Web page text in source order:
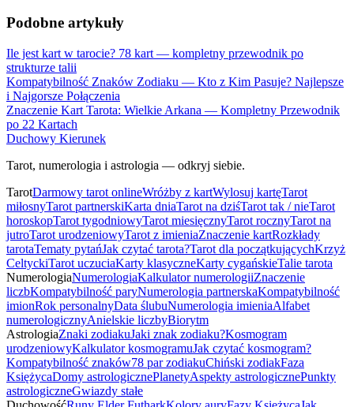
Podobne artykuły
Ile jest kart w tarocie? 78 kart — kompletny przewodnik po
strukturze talii
Kompatybilność Znaków Zodiaku — Kto z Kim Pasuje? Najlepsze
i Najgorsze Połączenia
Znaczenie Kart Tarota: Wielkie Arkana — Kompletny Przewodnik
po 22 Kartach
Duchowy Kierunek
Tarot, numerologia i astrologia — odkryj siebie.
TarotDarmowy tarot onlineWróżby z kartWylosuj kartęTarot
miłosnyTarot partnerskiKarta dniaTarot na dziśTarot tak / nieTarot
horoskopTarot tygodniowyTarot miesięcznyTarot rocznyTarot na
jutroTarot urodzeniowyTarot z imieniaZnaczenie kartRozkłady
tarotaTematy pytańJak czytać tarota?Tarot dla początkującychKrzyż
CeltyckiTarot uczuciaKarty klasyczneKarty cygańskieTalie tarota
NumerologiaNumerologiaKalkulator numerologiiZnaczenie
liczbKompatybilność paryNumerologia partnerskaKompatybilność
imionRok personalnyData ślubuNumerologia imieniaAlfabet
numerologicznyAnielskie liczbyBiorytm
AstrologiaZnaki zodiakuJaki znak zodiaku?Kosmogram
urodzeniowyKalkulator kosmogramuJak czytać kosmogram?
Kompatybilność znaków78 par zodiakuChiński zodiakFaza
KsiężycaDomy astrologicznePlanetyAspekty astrologicznePunkty
astrologiczneGwiazdy stałe